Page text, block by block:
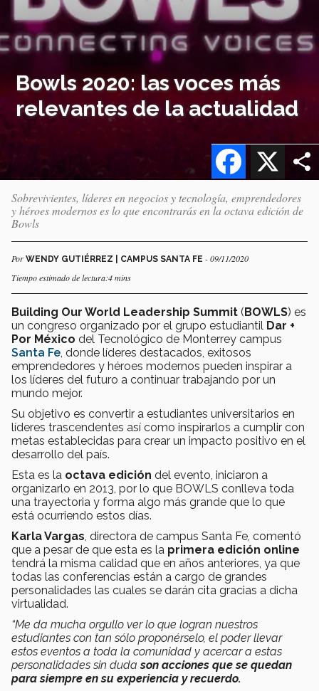
Bowls 2020: las voces más
relevantes de la actualidad
X
Facebook
Sobrevivientes, líderes en negocios y tecnología, emprendedores
y héroes modernos es lo que encontrarás en la octava edición de
Bowls
Por WENDY GUTIÉRREZ | CAMPUS SANTA FE - 09/11/2020
Tiempo estimado de lectura:4 mins
Building Our World Leadership Summit (BOWLS) es
un congreso organizado por el grupo estudiantil Dar +
Por México del Tecnológico de Monterrey campus
Santa Fe , donde líderes destacados, exitosos
emprendedores y héroes modernos pueden inspirar a
los líderes del futuro a continuar trabajando por un
mundo mejor.
Su objetivo es convertir a estudiantes universitarios en
líderes trascendentes así como inspirarlos a cumplir con
metas establecidas para crear un impacto positivo en el
desarrollo del país.
Esta es la octava edición del evento, iniciaron a
organizarlo en 2013, por lo que BOWLS conlleva toda
una trayectoria y forma algo más grande que lo que
está ocurriendo estos días.
Karla Vargas , directora de campus Santa Fe, comentó
que a pesar de que esta es la primera edición online
tendrá la misma calidad que en años anteriores, ya que
todas las conferencias están a cargo de grandes
personalidades las cuales se darán cita gracias a dicha
virtualidad.
“Me da mucha orgullo ver lo que logran nuestros
estudiantes con tan sólo proponérselo, el poder llevar
estos eventos a toda la comunidad y acercar a estas
personalidades sin dudason acciones que se quedan
para siempre en su experiencia y recuerdo.